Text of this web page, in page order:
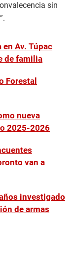
sin
Av. Túpac
de familia
Forestal
nueva
2025-2026
van a
investigado
de armas